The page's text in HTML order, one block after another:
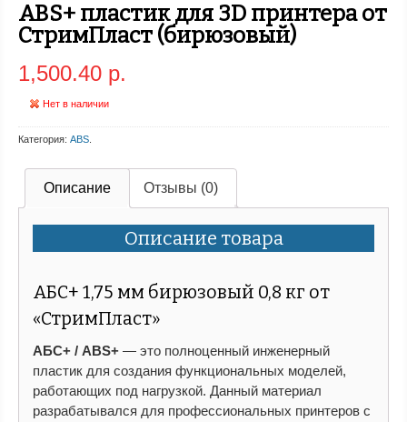
ABS+ пластик для 3D принтера от
СтримПласт (бирюзовый)
1,500.40 р.
Нет в наличии
Категория: ABS
Описание Отзывы (0)
Описание товара
АБС+ 1,75 мм бирюзовый 0,8 кг от
«СтримПласт»
АБС+ / ABS+ — это полноценный инженерный
пластик для создания функциональных моделей,
работающих под нагрузкой. Данный материал
разрабатывался для профессиональных принтеров с